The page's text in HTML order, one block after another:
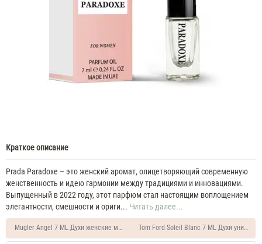
Краткое описание
Prada Paradoxe – это женский аромат, олицетворяющий современную
женственность и идею гармонии между традициями и инновациями.
Выпущенный в 2022 году, этот парфюм стал настоящим воплощением
элегантности, смешности и ориги... Читать далее...
Mugler Angel 7 ML Духи женские масляныеTom Ford Soleil Blanc 7 ML Духи унисекс